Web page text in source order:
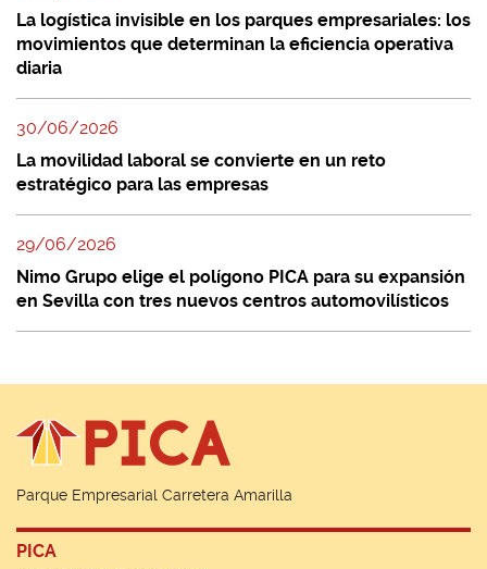
La logística invisible en los parques empresariales: los
movimientos que determinan la eficiencia operativa
diaria
30/06/2026
La movilidad laboral se convierte en un reto
estratégico para las empresas
29/06/2026
Nimo Grupo elige el polígono PICA para su expansión
en Sevilla con tres nuevos centros automovilísticos
Parque Empresarial Carretera Amarilla
PICA